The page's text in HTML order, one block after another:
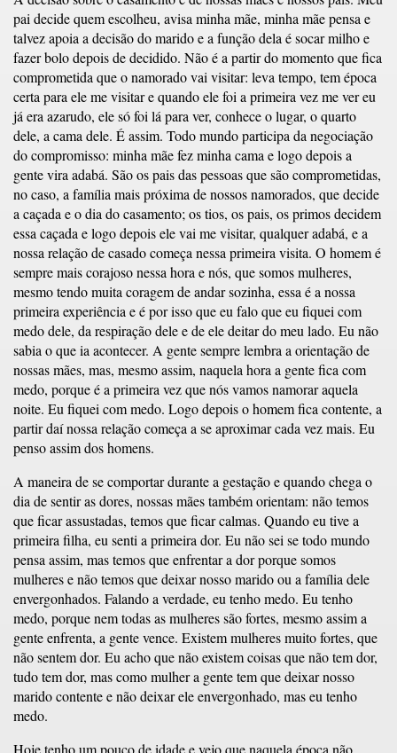
pai decide quem escolheu, avisa minha mãe, minha mãe pensa e
talvez apoia a decisão do marido e a função dela é socar milho e
fazer bolo depois de decidido. Não é a partir do momento que fica
comprometida que o namorado vai visitar: leva tempo, tem época
certa para ele me visitar e quando ele foi a primeira vez me ver eu
já era azarudo, ele só foi lá para ver, conhece o lugar, o quarto
dele, a cama dele. É assim. Todo mundo participa da negociação
do compromisso: minha mãe fez minha cama e logo depois a
gente vira adabá. São os pais das pessoas que são comprometidas,
no caso, a família mais próxima de nossos namorados, que decide
a caçada e o dia do casamento; os tios, os pais, os primos decidem
essa caçada e logo depois ele vai me visitar, qualquer adabá, e a
nossa relação de casado começa nessa primeira visita. O homem é
sempre mais corajoso nessa hora e nós, que somos mulheres,
mesmo tendo muita coragem de andar sozinha, essa é a nossa
primeira experiência e é por isso que eu falo que eu fiquei com
medo dele, da respiração dele e de ele deitar do meu lado. Eu não
sabia o que ia acontecer. A gente sempre lembra a orientação de
nossas mães, mas, mesmo assim, naquela hora a gente fica com
medo, porque é a primeira vez que nós vamos namorar aquela
noite. Eu fiquei com medo. Logo depois o homem fica contente, a
partir daí nossa relação começa a se aproximar cada vez mais. Eu
penso assim dos homens.
A maneira de se comportar durante a gestação e quando chega o
dia de sentir as dores, nossas mães também orientam: não temos
que ficar assustadas, temos que ficar calmas. Quando eu tive a
primeira filha, eu senti a primeira dor. Eu não sei se todo mundo
pensa assim, mas temos que enfrentar a dor porque somos
mulheres e não temos que deixar nosso marido ou a família dele
envergonhados. Falando a verdade, eu tenho medo. Eu tenho
medo, porque nem todas as mulheres são fortes, mesmo assim a
gente enfrenta, a gente vence. Existem mulheres muito fortes, que
não sentem dor. Eu acho que não existem coisas que não tem dor,
tudo tem dor, mas como mulher a gente tem que deixar nosso
marido contente e não deixar ele envergonhado, mas eu tenho
medo.
Hoje tenho um pouco de idade e vejo que naquela época não